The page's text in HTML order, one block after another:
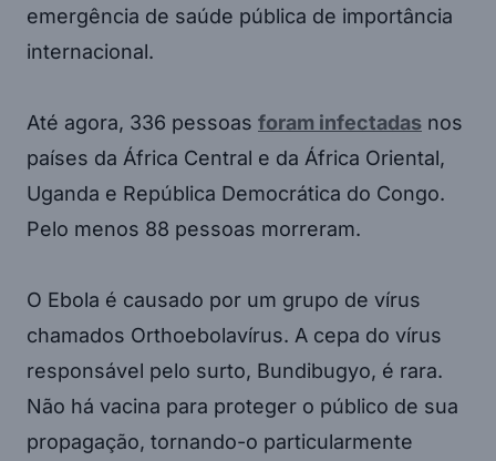
emergência de saúde pública de importância
internacional.
Até agora, 336 pessoas foram infectadas nos
países da África Central e da África Oriental,
Uganda e República Democrática do Congo.
Pelo menos 88 pessoas morreram.
O Ebola é causado por um grupo de vírus
chamados Orthoebolavírus. A cepa do vírus
responsável pelo surto, Bundibugyo, é rara.
Não há vacina para proteger o público de sua
propagação, tornando-o particularmente